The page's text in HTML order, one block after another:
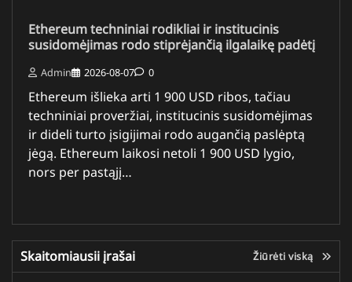
Ethereum techniniai rodikliai ir institucinis
susidomėjimas rodo stiprėjančią ilgalaikę padėtį
Admin 2026-08-07 0
Ethereum išlieka arti 1 900 USD ribos, tačiau
techniniai proveržiai, institucinis susidomėjimas
ir dideli turto įsigijimai rodo augančią paslėptą
jėgą. Ethereum laikosi netoli 1 900 USD lygio,
nors per pastąjį…
Skaitomiausii įrašai Žiūrėti viską